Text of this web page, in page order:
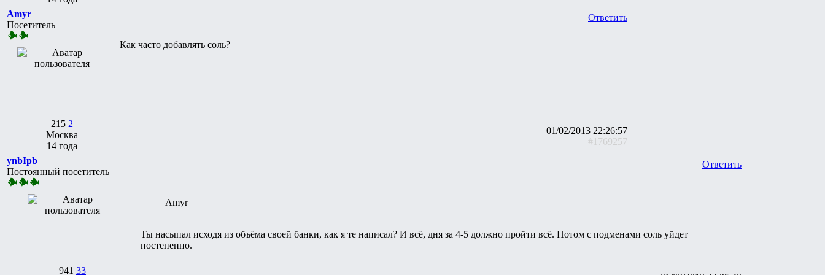
Amyr
Посетитель
215 2
Москва
14 года
Ответить
Как часто добавлять соль?
01/02/2013 22:26:57
#1769257
ynbIpb
Постоянный посетитель
941 33
Ответить
Amyr
Ты насыпал исходя из объёма своей банки, как я те написал? И всё, дня за 4-5 должно пройти всё. Потом с подменами соль уйдет
постепенно.